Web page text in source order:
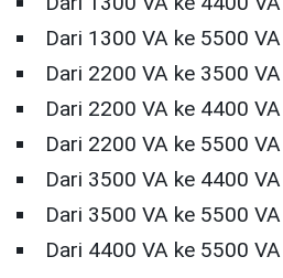
Dari 1300 VA ke 5500
Dari 2200 VA ke 3500
Dari 2200 VA ke 4400
Dari 2200 VA ke 5500
Dari 3500 VA ke 4400
Dari 3500 VA ke 5500
Dari 4400 VA ke 5500